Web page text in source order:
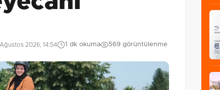
2026, 14:54 1 dk okuma 569 görüntülenme